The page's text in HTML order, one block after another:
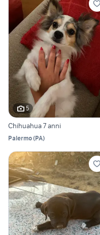
5
Chihuahua 7 anni
Palermo(PA)